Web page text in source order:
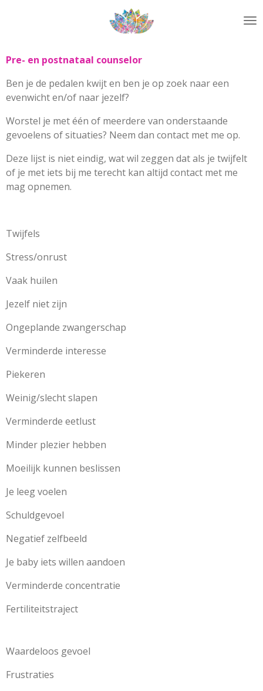
de
hoofdinhoud
Pre- en postnataal counselor
Ben je de pedalen kwijt en ben je op zoek naar een
evenwicht en/of naar jezelf?
Worstel je met één of meerdere van onderstaande
gevoelens of situaties? Neem dan contact met me op.
Deze lijst is niet eindig, wat wil zeggen dat als je twijfelt
of je met iets bij me terecht kan altijd contact met me
mag opnemen.
Twijfels
Stress/onrust
Vaak huilen
Jezelf niet zijn
Ongeplande zwangerschap
Verminderde interesse
Piekeren
Weinig/slecht slapen
Verminderde eetlust
Minder plezier hebben
Moeilijk kunnen beslissen
Je leeg voelen
Schuldgevoel
Negatief zelfbeeld
Je baby iets willen aandoen
Verminderde concentratie
Fertiliteitstraject
Waardeloos gevoel
Frustraties